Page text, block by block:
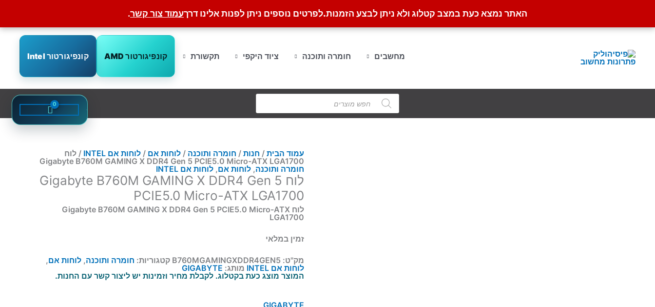
האתר נמצא כעת במצב קטלוג ולא ניתן לבצע הזמנות.לפרטים נוספים ניתן לפנות אלינו דרךעמוד צור קשר.
דילוג
מחשבים
חומרה ותוכנה ציוד היקפי תקשורת קונפיגורטור AMD קונפיגורטור Intel
Products
search
עמוד הבית / חנות / חומרה ותוכנה / לוחות אם / לוחות אם INTEL
/ לוח
Gigabyte B760M GAMING X DDR4 Gen 5 PCIE5.0 Micro-ATX LGA1700
חומרה ותוכנה, לוחות אם, לוחות אם INTEL
לוח Gigabyte B760M GAMING X DDR4 Gen 5
PCIE5.0 Micro-ATX LGA1700
לוח Gigabyte B760M GAMING X DDR4 Gen 5 PCIE5.0 Micro-ATX
LGA1700
זמין במלאי
מק"ט: B760MGAMINGXDDR4GEN5 קטגוריות: חומרה ותוכנה, לוחות אם,
לוחות אם INTEL
מותג: GIGABYTE
המוצר מוצג כעת בקטלוג. לקבלת מחיר וזמינות יש ליצור קשר עם החנות.